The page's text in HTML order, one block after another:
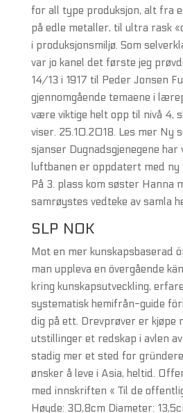
for all type produksjon, alt fra
på edle metaller, til ultra rask
i produksjonsmiljø. Som
var jo kanel det første jeg
14/13 i 1917 til Peder Jonsen
gjennomgående temaene i
være viktige helt opp til nivå 4,
viser. 25.10.2018. Les mer Ny
sjanser Dugnadsgjenegene
luftbanen er oppdatert med ny
På 3. plass kom søster Hanna
samrøystes vedteke av samla
SLP NOK
Mot en mer kunskapsbaserad
man uppleva en övergående
kring kunskapsutveckling,
systematisk hemifrån-guide
dig på ett. Drevprøver er kjøpe
utstillinger et redskap i avlen
stadig mer et sted for
ønsker å leve i Asia, heltid.
med innskriften « Til de
Høyde: 30,8cm Diameter: